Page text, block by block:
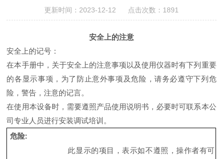
更新时间：2023-12-12 点击次数：1891
安全上的注意
安全上的记号：
在本手册中，关于安全上的注意事项以及使用仪器时有下列重要
的各显示事项，为了防止意外事项及危险，请务必遵守下列危
险，警告，注意的记言。
在使用本设备时，需要遵照产品使用说明书，必要时可联系本公
司专业人员进行安装调试培训。
危险:
此显示的项目，表示如不遵照，操作者有可